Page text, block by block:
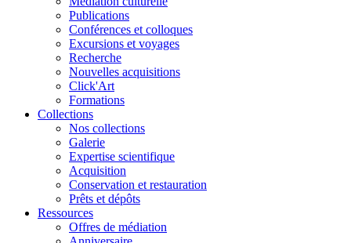
Publications
Conférences et colloques
Excursions et voyages
Recherche
Nouvelles acquisitions
Click'Art
Formations
Collections
Nos collections
Galerie
Expertise scientifique
Acquisition
Conservation et restauration
Prêts et dépôts
Ressources
Offres de médiation